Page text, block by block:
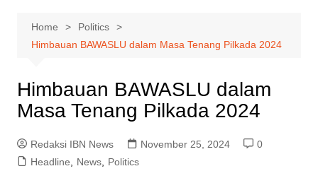
Home
Politics
Himbauan BAWASLU dalam Masa Tenang Pilkada 2024
Himbauan BAWASLU dalam
Masa Tenang Pilkada 2024
Redaksi IBN News November 25, 2024
0
Headline, News, Politics